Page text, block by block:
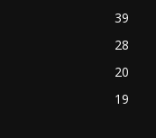
39
28
20
19